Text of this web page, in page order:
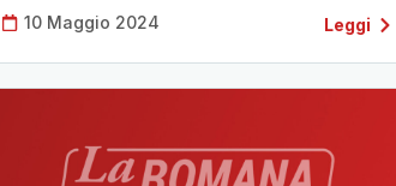
10 Maggio 2024 Leggi